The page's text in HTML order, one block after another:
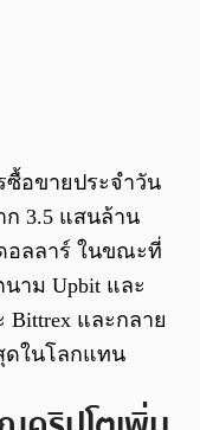
ซื้อขายประจำวัน
ก 3.5 แสนล้าน
อลลาร์ ในขณะที่
าม Upbit และ
Bittrex และกลาย
ดในโลกแทน